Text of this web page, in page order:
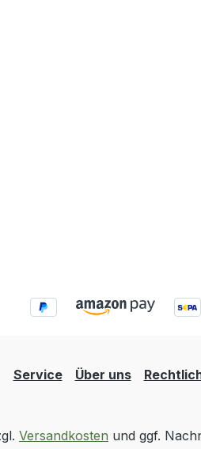
Service Über uns
Versandkosten und ggf.